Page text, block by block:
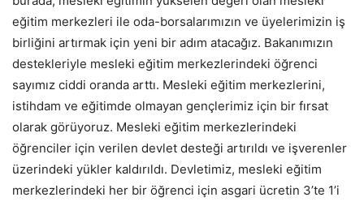
eğitim merkezleri ile oda-borsalarımızın ve üyelerimizin iş
birliğini artırmak için yeni bir adım atacağız. Bakanımızın
destekleriyle mesleki eğitim merkezlerindeki öğrenci
sayımız ciddi oranda arttı. Mesleki eğitim merkezlerini,
istihdam ve eğitimde olmayan gençlerimiz için bir fırsat
olarak görüyoruz. Mesleki eğitim merkezlerindeki
öğrenciler için verilen devlet desteği artırıldı ve işverenler
üzerindeki yükler kaldırıldı. Devletimiz, mesleki eğitim
merkezlerindeki her bir öğrenci için asgari ücretin 3’te 1’i